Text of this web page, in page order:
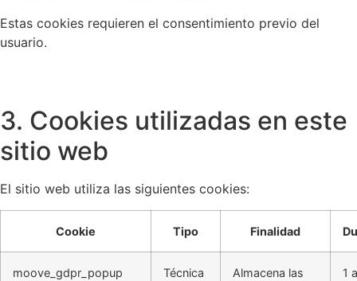
Estas cookies requieren el consentimiento previo del
usuario.
3. Cookies utilizadas en este
sitio web
El sitio web utiliza las siguientes cookies:
Cookie Tipo Finalidad
moove_gdpr_popup Técnica
Almacena las
1